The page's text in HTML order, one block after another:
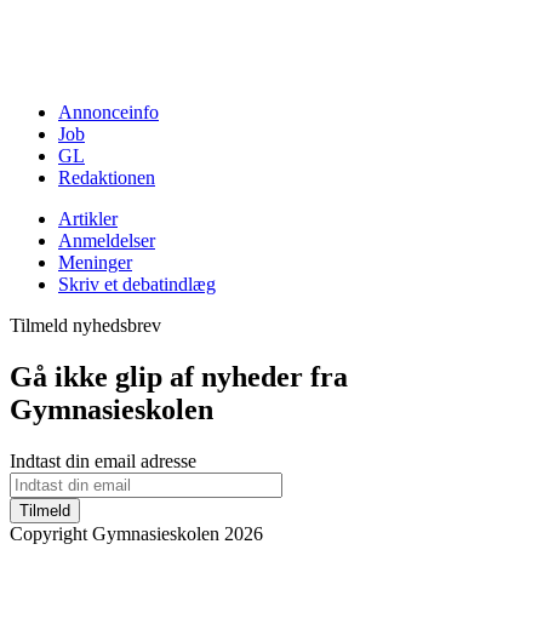
Annonceinfo
Job
GL
Redaktionen
Artikler
Anmeldelser
Meninger
Skriv et debatindlæg
Tilmeld nyhedsbrev
Gå ikke glip af nyheder fra
Gymnasieskolen
Indtast din email adresse
Tilmeld
Copyright Gymnasieskolen 2026